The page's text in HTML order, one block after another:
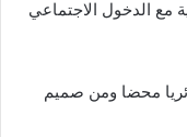
مع الدخول الاجتماعي
محضا ومن صميم